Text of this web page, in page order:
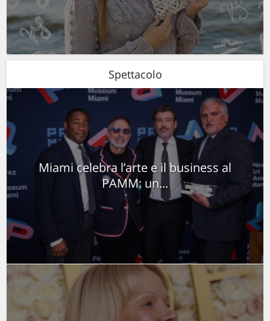
Spettacolo
Miami celebra l’arte e il business al
PAMM: un...